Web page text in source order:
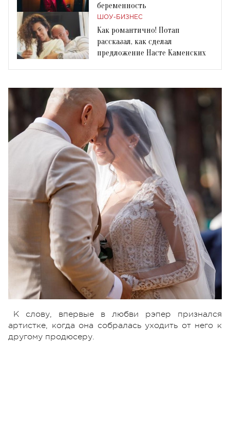
беременность
ШОУ-БИЗНЕС
Как романтично! Потап
рассказал, как сделал
предложение Насте Каменских
К слову, впервые в любви рэпер признался
артистке, когда она собралась уходить от него к
другому продюсеру.